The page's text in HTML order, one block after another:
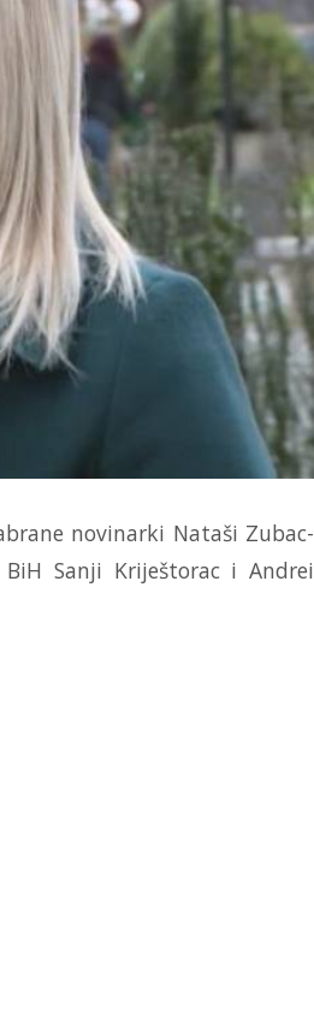
novinarki Nataši Zubac-
Sanji Kriještorac i Andrei